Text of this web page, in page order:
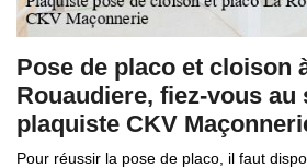
Pose de placo et cloison
Rouaudiere, fiez-vous au
plaquiste CKV
Pour réussir la pose de placo, il faut